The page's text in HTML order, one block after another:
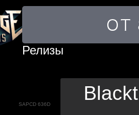
Релизы
SAPCD 636D